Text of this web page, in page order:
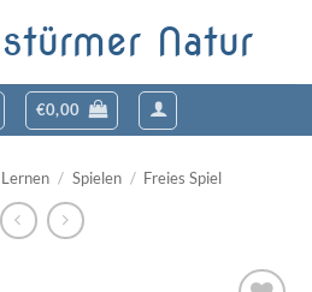
Natur
€0,00
/ Spielen / Freies Spiel